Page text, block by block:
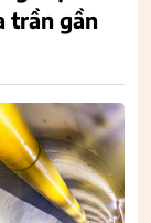
trần gần